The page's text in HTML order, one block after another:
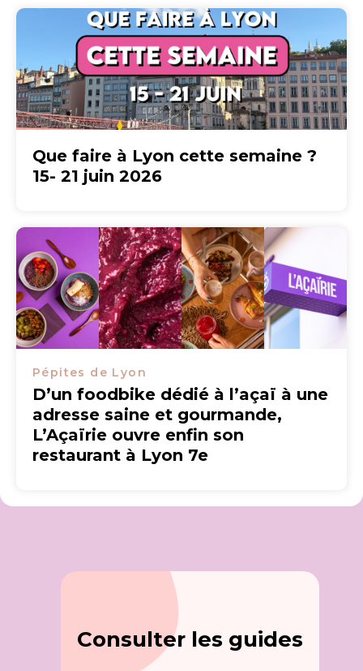
Que faire à Lyon cette semaine ?
15- 21 juin 2026
Pépites de Lyon
D’un foodbike dédié à l’açaï à une
adresse saine et gourmande,
L’Açaïrie ouvre enfin son
restaurant à Lyon 7e
Consulter les guides